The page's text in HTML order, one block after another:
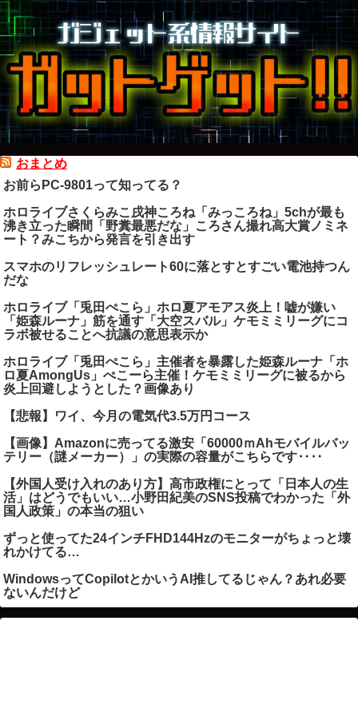
おまとめ
お前らPC-9801って知ってる？
ホロライブさくらみこ戌神ころね「みっころね」5chが最も
沸き立った瞬間「野糞最悪だな」ころさん撮れ高大賞ノミネ
ート？みこちから発言を引き出す
スマホのリフレッシュレート60に落とすとすごい電池持つん
だな
ホロライブ「兎田ぺこら」ホロ夏アモアス炎上！嘘が嫌い
「姫森ルーナ」筋を通す「大空スバル」ケモミミリーグにコ
ラボ被せることへ抗議の意思表示か
ホロライブ「兎田ぺこら」主催者を暴露した姫森ルーナ「ホ
ロ夏AmongUs」ぺこーら主催！ケモミミリーグに被るから
炎上回避しようとした？画像あり
【悲報】ワイ、今月の電気代3.5万円コース
【画像】Amazonに売ってる激安「60000ｍAhモバイルバッ
テリー（謎メーカー）」の実際の容量がこちらです‥‥
【外国人受け入れのあり方】高市政権にとって「日本人の生
活」はどうでもいい…小野田紀美のSNS投稿でわかった「外
国人政策」の本当の狙い
ずっと使ってた24インチFHD144Hzのモニターがちょっと壊
れかけてる…
WindowsってCopilotとかいうAI推してるじゃん？あれ必要
ないんだけど